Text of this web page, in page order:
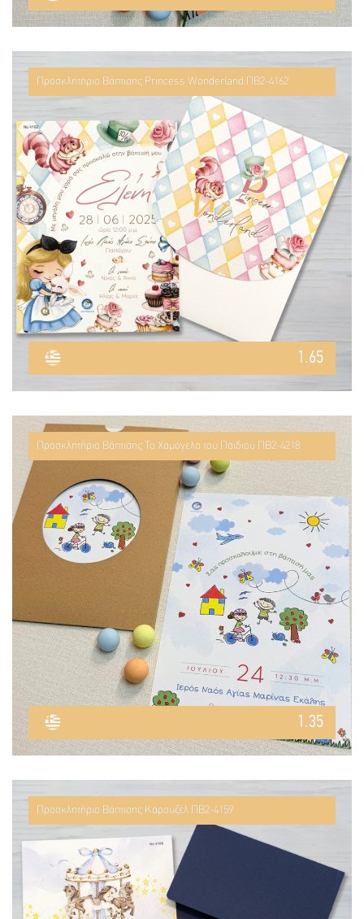
Προσκλητήριο Βάπτισης Princess Wonderland ΠΒ2-4162
1.65
Προσκλητήριο Βάπτισης Το Χαμόγελο του Παιδιού ΠΒ2-4218
1.35
Προσκλητήριο Βάπτισης Καρουζέλ ΠΒ2-4159